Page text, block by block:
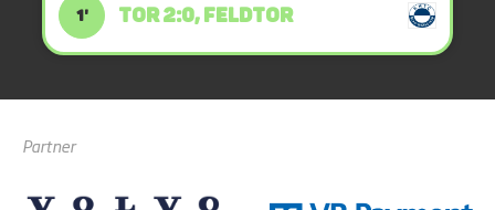
1' TOR 2:0, FELDTOR
Partner